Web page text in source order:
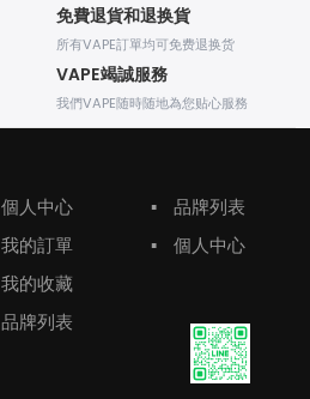
免費退貨和退换貨
所有VAPE訂單均可免费退换货
VAPE竭誠服務
我們VAPE随時随地為您贴心服務
個人中心
我的訂單
我的收藏
品牌列表
▪
品牌列表
▪
個人中心